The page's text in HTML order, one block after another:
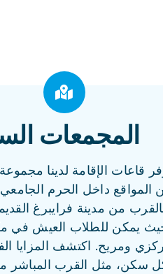
المجمعات
قاعات الإقامة لدينا
المواقع داخل الحرم
من مدينة فرايبرغ
يمكن للطلاب العيش في
ومريح. اكتشف المزايا
سكن، مثل القرب المباشر